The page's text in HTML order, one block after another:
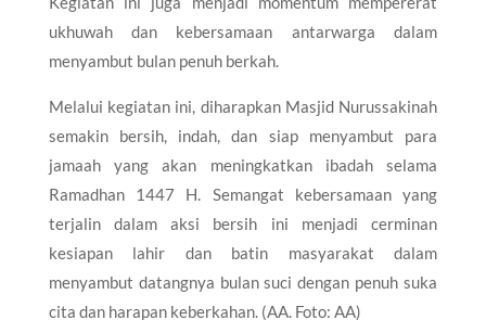
ukhuwah dan kebersamaan antarwarga dalam
menyambut bulan penuh berkah.
Melalui kegiatan ini, diharapkan Masjid Nurussakinah
semakin bersih, indah, dan siap menyambut para
jamaah yang akan meningkatkan ibadah selama
Ramadhan 1447 H. Semangat kebersamaan yang
terjalin dalam aksi bersih ini menjadi cerminan
kesiapan lahir dan batin masyarakat dalam
menyambut datangnya bulan suci dengan penuh suka
cita dan harapan keberkahan. (AA. Foto: AA)